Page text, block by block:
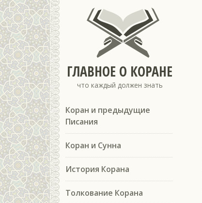
ГЛАВНОЕ О КОРАНЕ
что каждый должен знать
Коран и предыдущие
Писания
Коран и Сунна
История Корана
Толкование Корана